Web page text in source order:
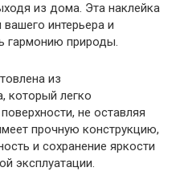
из дома. Эта наклейка
интерьера и
гармонию природы.
из
который легко
не оставляя
прочную конструкцию,
и сохранение яркости
эксплуатации.